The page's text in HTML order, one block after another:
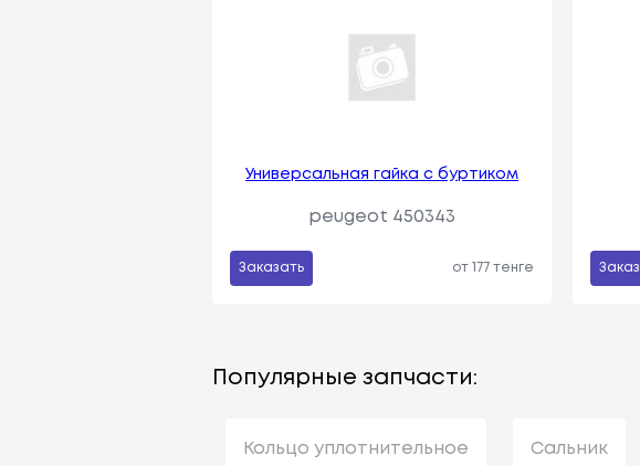
Универсальная гайка с буртиком
peugeot 450343
Заказать от 177 тенге
Популярные запчасти:
Кольцо уплотнительное Сальник